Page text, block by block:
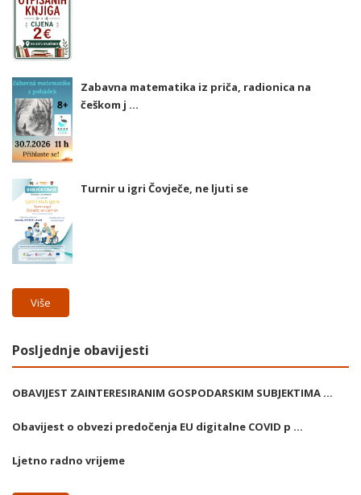
Zabavna matematika iz priča, radionica na
češkom j ...
Turnir u igri Čovječe, ne ljuti se
Više
Posljednje obavijesti
OBAVIJEST ZAINTERESIRANIM GOSPODARSKIM SUBJEKTIMA ...
Obavijest o obvezi predočenja EU digitalne COVID p ...
Ljetno radno vrijeme